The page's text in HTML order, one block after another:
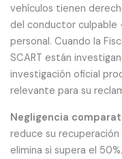
vehículos tienen
del conductor culpable
personal. Cuando la
SCART están
investigación oficial
relevante para su
Negligencia
reduce su
elimina si supera el